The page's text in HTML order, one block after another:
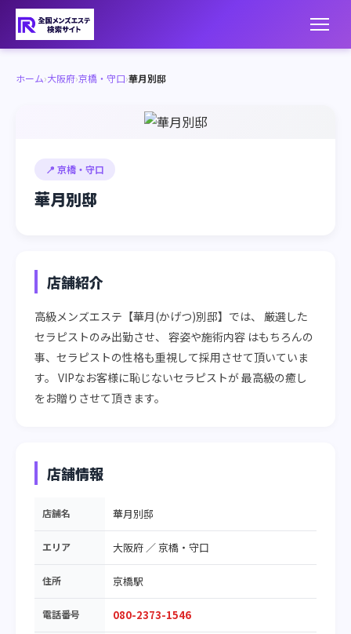
ホーム›大阪府›京橋・守口›華月別邸
📍 京橋・守口
華月別邸
店舗紹介
高級メンズエステ【華月(かげつ)別邸】では、 厳選した
セラピストのみ出勤させ、 容姿や施術内容 はもちろんの
事、セラピストの性格も重視して採用させて頂いていま
す。 VIPなお客様に恥じないセラピストが 最高級の癒し
をお贈りさせて頂きます。
店舗情報
店舗名 華月別邸
エリア 大阪府 ／ 京橋・守口
住所 京橋駅
電話番号 080-2373-1546